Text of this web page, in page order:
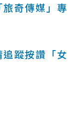
奇傳媒」專
蹤按讚「女